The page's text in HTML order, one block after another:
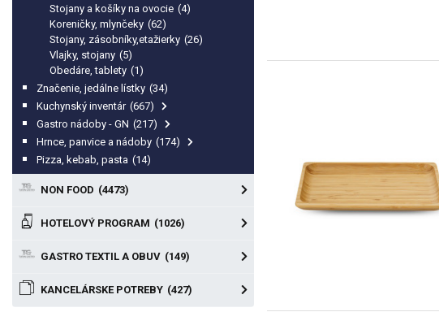
Stojany a košíky na ovocie (4)
Koreničky, mlynčeky (62)
Stojany, zásobníky,etažierky (26)
Vlajky, stojany (5)
Obedáre, tablety (1)
Značenie, jedálne lístky (34)
Kuchynský inventár (667)
Gastro nádoby - GN (217)
Hrnce, panvice a nádoby (174)
Pizza, kebab, pasta (14)
NON FOOD (4473)
HOTELOVÝ PROGRAM (1026)
GASTRO TEXTIL A OBUV (149)
KANCELÁRSKE POTREBY (427)